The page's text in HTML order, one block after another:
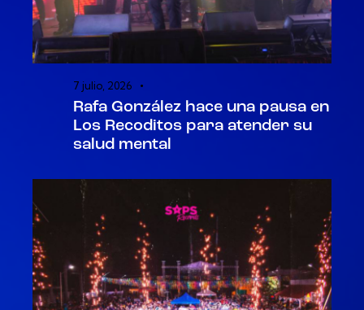
7 julio, 2026
Rafa González hace una pausa en
Los Recoditos para atender su
salud mental